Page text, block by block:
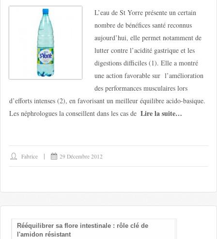
L’eau de St Yorre présente un certain
nombre de bénéfices santé reconnus
aujourd’hui, elle permet notamment de
lutter contre l’acidité gastrique et les
digestions difficiles (1). Elle a montré
une action favorable sur l’amélioration
des performances musculaires lors
d’efforts intenses (2), en favorisant un meilleur équilibre acido-basique.
Les néphrologues la conseillent dans les cas de Lire la suite…
Fabrice 29 Décembre 2012
Rééquilibrer sa flore intestinale : rôle clé de
l'amidon résistant